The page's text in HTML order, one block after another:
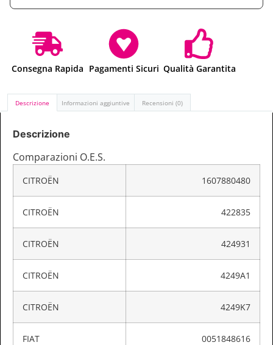
Consegna Rapida Pagamenti Sicuri Qualità Garantita
Descrizione Informazioni aggiuntive Recensioni (0)
Descrizione
Comparazioni O.E.S.
CITROËN 1607880480
CITROËN 422835
CITROËN 424931
CITROËN 4249A1
CITROËN 4249K7
FIAT 0051848616